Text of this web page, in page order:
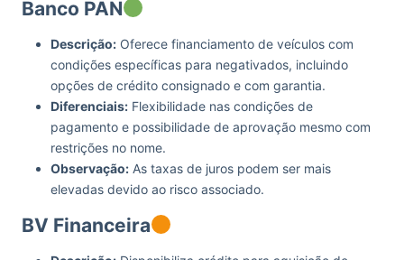
Banco PAN
Descrição: Oferece financiamento de veículos com
condições específicas para negativados, incluindo
opções de crédito consignado e com garantia.
Diferenciais: Flexibilidade nas condições de
pagamento e possibilidade de aprovação mesmo com
restrições no nome.
Observação: As taxas de juros podem ser mais
elevadas devido ao risco associado.
BV Financeira